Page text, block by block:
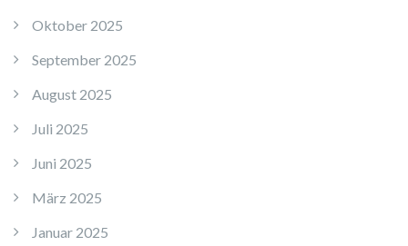
Oktober 2025
September 2025
August 2025
Juli 2025
Juni 2025
März 2025
Januar 2025